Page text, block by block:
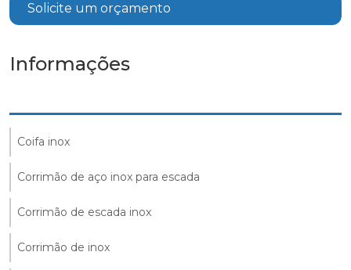
Solicite um orçamento
Informações
Coifa inox
Corrimão de aço inox para escada
Corrimão de escada inox
Corrimão de inox